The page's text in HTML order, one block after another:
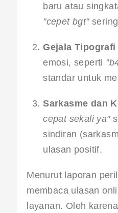
baru atau
"cepet bgt"
Gejala
emosi, seperti
standar untuk
Sarkasme dan
cepat sekali ya"
sindiran
ulasan positif.
Menurut laporan
membaca ulasan
layanan. Oleh